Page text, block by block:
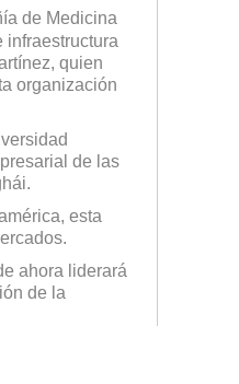
de Medicina
infraestructura
quien
organización
de las
esta
ahora liderará
de la